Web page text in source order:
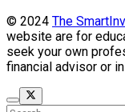
© 2024 The
website are for
seek your own
financial advisor or